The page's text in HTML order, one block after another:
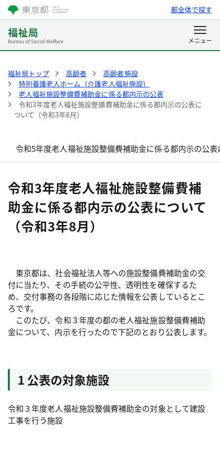
都全体で探す
福祉局トップ 高齢者
高齢者施設
特別養護老人ホーム（介護老人福祉施設）
老人福祉施設整備費補助金に係る都内示の公表
令和3年度老人福祉施設整備費補助金に係る都内示の公表に
ついて（令和3年8月）
令和5年度老人福祉施設整備費補助金に係る都内示の公
令和3年度老人福祉施設整備費補
助金に係る都内示の公表について
（令和3年8月）
東京都は、社会福祉法人等への施設整備費補助金の交
付に当たり、その手続の公平性、透明性を確保するた
め、交付事務の各段階に応じた情報を公表しているとこ
ろです。
このたび、令和３年度の都の老人福祉施設整備費補助
金について、内示を行ったので下記のとおり公表します。
1 公表の対象施設
令和３年度老人福祉施設整備費補助金の対象として建設
工事を行う施設